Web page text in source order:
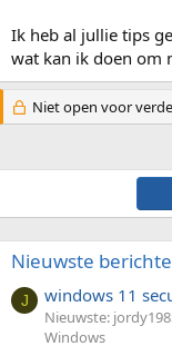
Ik heb al jullie tips
wat kan ik doen om
Niet open voor
Nieuwste
J windows 11
Nieuwste:
Windows